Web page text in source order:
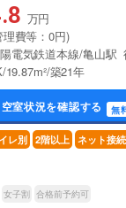
万円
理費等：0円)
電気鉄道本線/亀山駅
19.87m²/築21年
空室状況を確認する 無
レ別 2階以上 ネット接
女子割 合格前予約可